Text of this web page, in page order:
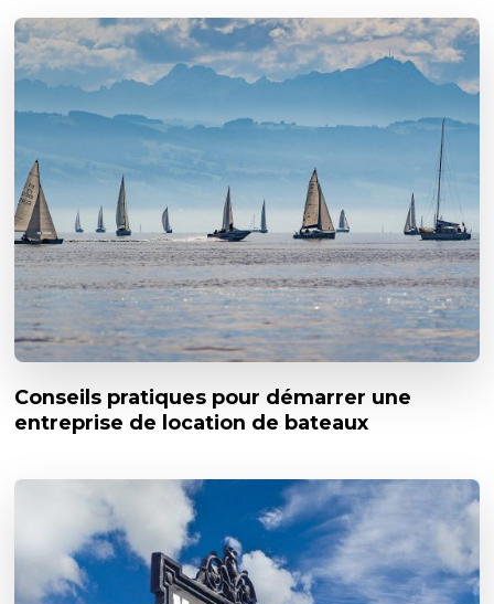
Conseils pratiques pour démarrer une
entreprise de location de bateaux